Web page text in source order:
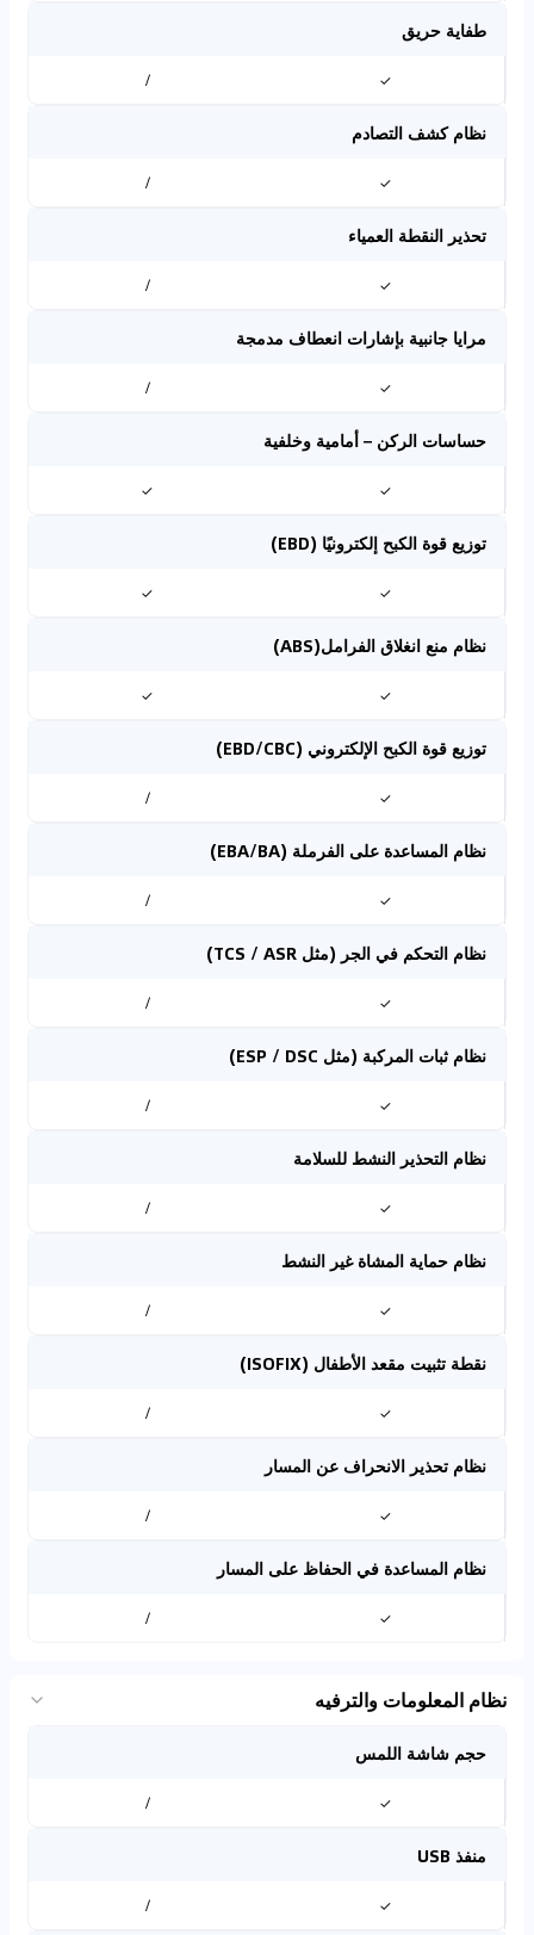
طفاية حريق
✓
/
نظام كشف التصادم
✓
/
تحذير النقطة العمياء
✓
/
مرايا جانبية بإشارات انعطاف مدمجة
✓
/
حساسات الركن – أمامية وخلفية
✓
✓
توزيع قوة الكبح إلكترونيًا (EBD)
✓
✓
نظام منع انغلاق الفرامل(ABS)
✓
✓
توزيع قوة الكبح الإلكتروني (EBD/CBC)
✓
/
نظام المساعدة على الفرملة (EBA/BA)
✓
/
نظام التحكم في الجر (مثل TCS / ASR)
✓
/
نظام ثبات المركبة (مثل ESP / DSC)
✓
/
نظام التحذير النشط للسلامة
✓
/
نظام حماية المشاة غير النشط
✓
/
نقطة تثبيت مقعد الأطفال (ISOFIX)
✓
/
نظام تحذير الانحراف عن المسار
✓
/
نظام المساعدة في الحفاظ على المسار
✓
/
نظام المعلومات والترفيه
حجم شاشة اللمس
✓
/
منفذ USB
✓
/